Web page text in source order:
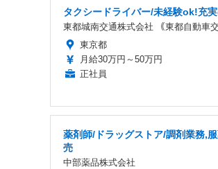
タクシードライバー/未経験ok!充
東都城南交通株式会社 ｟東都自動車
東京都
月給30万円～50万円
正社員
薬剤師/ドラッグストア/調剤業務,
売
中部薬品株式会社